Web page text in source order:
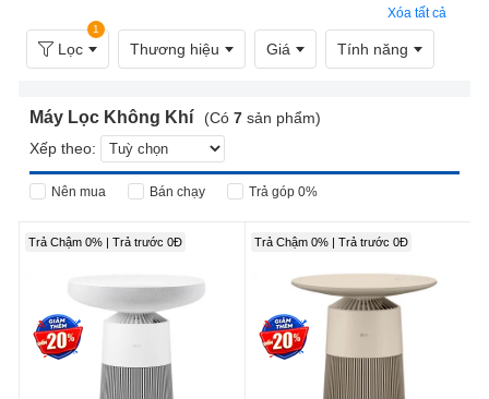
Xóa tất cả
1
Lọc Thương hiệu Giá Tính năng
Máy Lọc Không Khí (Có 7 sản phẩm)
Xếp theo:
Nên mua Bán chạy Trả góp 0%
Trả Chậm 0% | Trả trước 0Đ Trả Chậm 0% | Trả trước 0Đ